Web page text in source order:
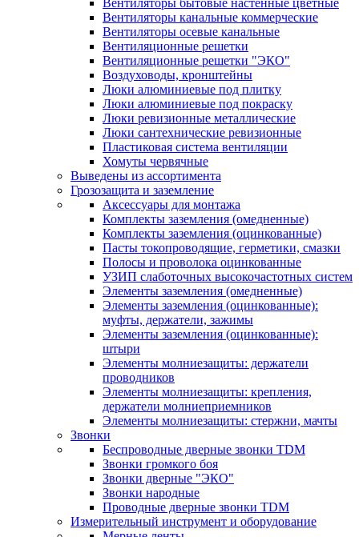
Вентиляторы бытовые настенные цветные
Вентиляторы канальные коммерческие
Вентиляторы осевые канальные
Вентиляционные решетки
Вентиляционные решетки "ЭКО"
Воздуховоды, кронштейны
Люки алюминиевые под плитку
Люки алюминиевые под покраску
Люки ревизионные металлические
Люки сантехнические ревизионные
Пластиковая система вентиляции
Хомуты червячные
Выведены из ассортимента
Грозозащита и заземление
Аксессуары для монтажа
Комплекты заземления (омедненные)
Комплекты заземления (оцинкованные)
Пасты токопроводящие, герметики, смазки
Полосы и проволока оцинкованные
УЗИП слаботочных высокочастотных систем
Элементы заземления (омедненные)
Элементы заземления (оцинкованные):
муфты, держатели, зажимы
Элементы заземления (оцинкованные):
штыри
Элементы молниезащиты: держатели
проводников
Элементы молниезащиты: крепления,
держатели молниеприемников
Элементы молниезащиты: стержни, мачты
Звонки
Беспроводные дверные звонки TDM
Звонки громкого боя
Звонки дверные "ЭКО"
Звонки народные
Проводные дверные звонки TDM
Измерительный инструмент и оборудование